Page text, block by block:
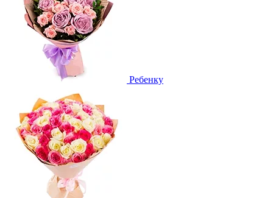
Ребенку